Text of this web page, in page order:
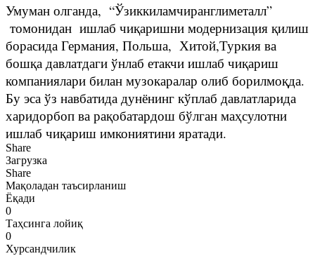
Умуман олганда, “Ўзиккиламчиранглиметалл”
томонидан ишлаб чиқаришни модернизация қилиш
борасида Германия, Польша, Хитой,Туркия ва
бошқа давлатдаги ўнлаб етакчи ишлаб чиқариш
компаниялари билан музокаралар олиб борилмоқда.
Бу эса ўз навбатида дунёнинг кўплаб давлатларида
харидорбоп ва рақобатардош бўлган маҳсулотни
ишлаб чиқариш имкониятини яратади.
Share
Загрузка
Share
Мақоладан таъсирланиш
Ёқади
0
Таҳсинга лойиқ
0
Хурсандчилик